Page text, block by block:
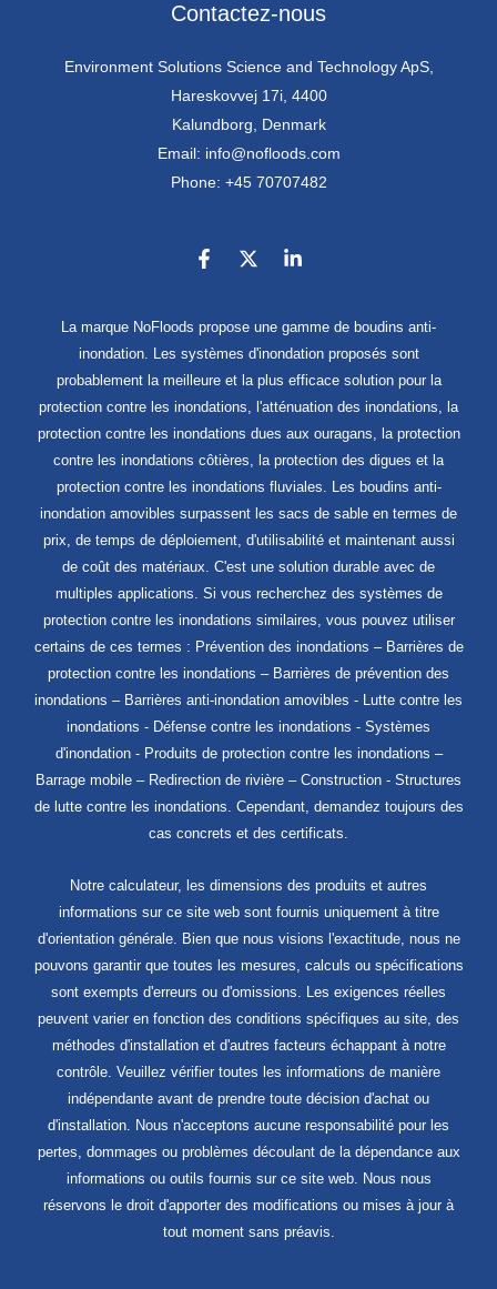
Contactez-nous
Environment Solutions Science and Technology ApS,
Hareskovvej 17i, 4400
Kalundborg, Denmark
Email: info@nofloods.com
Phone: +45 70707482
La marque NoFloods propose une gamme de boudins anti-
inondation. Les systèmes d'inondation proposés sont
probablement la meilleure et la plus efficace solution pour la
protection contre les inondations, l'atténuation des inondations, la
protection contre les inondations dues aux ouragans, la protection
contre les inondations côtières, la protection des digues et la
protection contre les inondations fluviales. Les boudins anti-
inondation amovibles surpassent les sacs de sable en termes de
prix, de temps de déploiement, d'utilisabilité et maintenant aussi
de coût des matériaux. C'est une solution durable avec de
multiples applications. Si vous recherchez des systèmes de
protection contre les inondations similaires, vous pouvez utiliser
certains de ces termes : Prévention des inondations – Barrières de
protection contre les inondations – Barrières de prévention des
inondations – Barrières anti-inondation amovibles - Lutte contre les
inondations - Défense contre les inondations - Systèmes
d'inondation - Produits de protection contre les inondations –
Barrage mobile – Redirection de rivière – Construction - Structures
de lutte contre les inondations. Cependant, demandez toujours des
cas concrets et des certificats.
Notre calculateur, les dimensions des produits et autres
informations sur ce site web sont fournis uniquement à titre
d'orientation générale. Bien que nous visions l'exactitude, nous ne
pouvons garantir que toutes les mesures, calculs ou spécifications
sont exempts d'erreurs ou d'omissions. Les exigences réelles
peuvent varier en fonction des conditions spécifiques au site, des
méthodes d'installation et d'autres facteurs échappant à notre
contrôle. Veuillez vérifier toutes les informations de manière
indépendante avant de prendre toute décision d'achat ou
d'installation. Nous n'acceptons aucune responsabilité pour les
pertes, dommages ou problèmes découlant de la dépendance aux
informations ou outils fournis sur ce site web. Nous nous
réservons le droit d'apporter des modifications ou mises à jour à
tout moment sans préavis.